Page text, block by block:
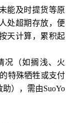
能及时提货等原
处超期存放，便
天计算，累积起
况（如搁浅、火
特殊牺牲或支付
），需由SuoYo